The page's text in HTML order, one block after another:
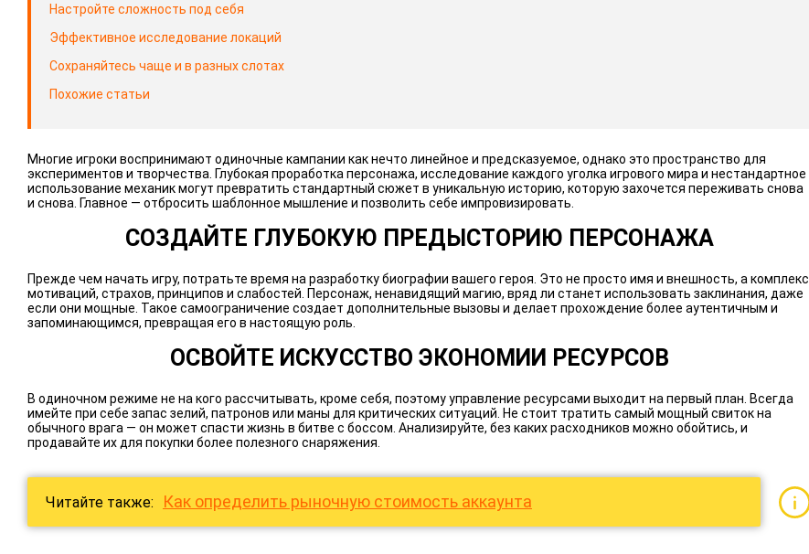
Настройте сложность под себя
Эффективное исследование локаций
Сохраняйтесь чаще и в разных слотах
Похожие статьи
Многие игроки воспринимают одиночные кампании как нечто линейное и предсказуемое, однако это пространство для
экспериментов и творчества. Глубокая проработка персонажа, исследование каждого уголка игрового мира и нестандартное
использование механик могут превратить стандартный сюжет в уникальную историю, которую захочется переживать снова
и снова. Главное — отбросить шаблонное мышление и позволить себе импровизировать.
СОЗДАЙТЕ ГЛУБОКУЮ ПРЕДЫСТОРИЮ ПЕРСОНАЖА
Прежде чем начать игру, потратьте время на разработку биографии вашего героя. Это не просто имя и внешность, а комплекс
мотиваций, страхов, принципов и слабостей. Персонаж, ненавидящий магию, вряд ли станет использовать заклинания, даже
если они мощные. Такое самоограничение создает дополнительные вызовы и делает прохождение более аутентичным и
запоминающимся, превращая его в настоящую роль.
ОСВОЙТЕ ИСКУССТВО ЭКОНОМИИ РЕСУРСОВ
В одиночном режиме не на кого рассчитывать, кроме себя, поэтому управление ресурсами выходит на первый план. Всегда
имейте при себе запас зелий, патронов или маны для критических ситуаций. Не стоит тратить самый мощный свиток на
обычного врага — он может спасти жизнь в битве с боссом. Анализируйте, без каких расходников можно обойтись, и
продавайте их для покупки более полезного снаряжения.
Читайте также: Как определить рыночную стоимость аккаунта